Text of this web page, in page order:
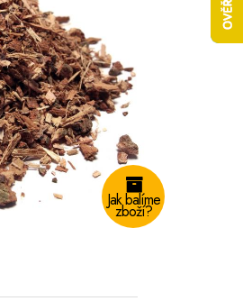
Jak balíme
zboží?